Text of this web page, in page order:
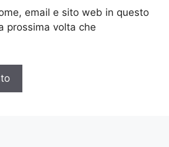
email e sito web in questo
prossima volta che